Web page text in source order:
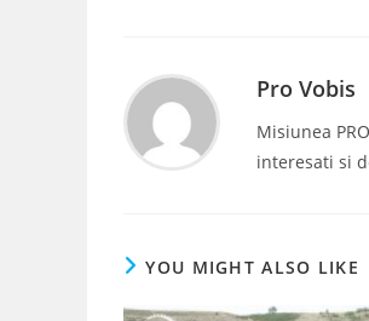
Pro Vobis
Misiunea
interesati si
YOU MIGHT ALSO LIKE